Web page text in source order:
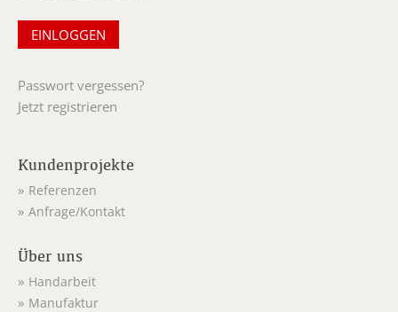
Passwort vergessen?
Jetzt registrieren
Kundenprojekte
Referenzen
Anfrage/Kontakt
Über uns
Handarbeit
Manufaktur